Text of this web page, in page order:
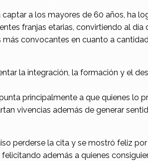
a los mayores de 60 años, ha
franjas etarias, convirtiendo al día
convocantes en cuanto a
la integración, la formación y el
principalmente a que quienes lo
vivencias además de generar
perderse la cita y se mostró feliz
además a quienes